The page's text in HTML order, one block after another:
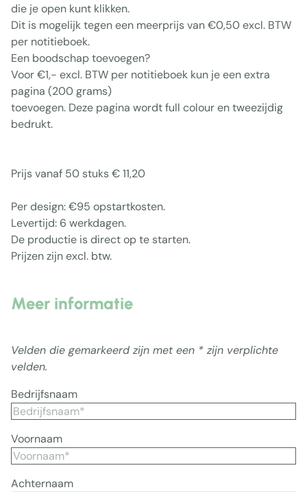
die je open kunt klikken.
Dit is mogelijk tegen een meerprijs van €0,50 excl. BTW
per notitieboek.
Een boodschap toevoegen?
Voor €1,- excl. BTW per notitieboek kun je een extra
pagina (200 grams)
toevoegen. Deze pagina wordt full colour en tweezijdig
bedrukt.
Prijs vanaf 50 stuks € 11,20
Per design: €95 opstartkosten.
Levertijd: 6 werkdagen.
De productie is direct op te starten.
Prijzen zijn excl. btw.
Meer informatie
Velden die gemarkeerd zijn met een * zijn verplichte
velden.
Bedrijfsnaam
Voornaam
Achternaam